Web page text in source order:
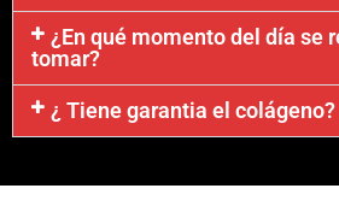
¿En qué momento del día se
tomar?
¿ Tiene garantia el colágeno?